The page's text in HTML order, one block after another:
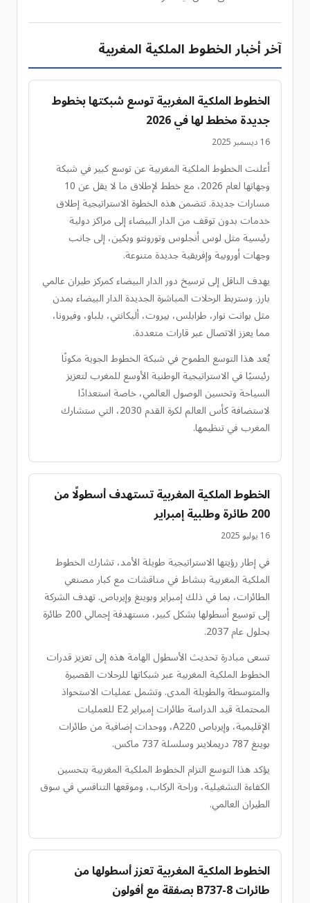
آخر أخبار الخطوط الملكية المغربية
الخطوط الملكية المغربية توسع شبكتها بخطوط
جديدة مخطط لها في 2026
16 ديسمبر 2025
أعلنت الخطوط الملكية المغربية عن توسع كبير في شبكة
وجهاتها لعام 2026، مع خطط لإطلاق ما لا يقل عن 10
مسارات جديدة. تتضمن هذه الخطوة الاستراتيجية إطلاق
خدمات بدون توقف من الدار البيضاء إلى مراكز دولية
رئيسية مثل لوس أنجلوس وتورونتو وبكين، إلى جانب
وجهات أوروبية وإفريقية جديدة متنوعة.
يهدف الناقل إلى ترسيخ دور الدار البيضاء كمركز طيران عالمي
بارز. وستربط الرحلات المباشرة الجديدة الدار البيضاء بمدن
مثل بوانت نوار، طرابلس، بيروت، أليكانتي، بلباو، وفيرونا،
مما يعزز الاتصال عبر قارات متعددة.
يُعد هذا التوسع الطموح في شبكة الخطوط الجوية مكونًا
رئيسيًا في الاستراتيجية الوطنية الأوسع للمغرب لتعزيز
السياحة وتحسين الوصول العالمي، خاصة استعدادًا
لاستضافة كأس العالم لكرة القدم 2030، التي ستشارك
المغرب في تنظيمها.
الخطوط الملكية المغربية تستهدف أسطولًا من
200 طائرة وطلبية إمبراير
16 يوليو 2025
في إطار رؤيتها الاستراتيجية طويلة الأمد، تشارك الخطوط
الملكية المغربية بنشاط في مناقشات مع كبار مصنعي
الطائرات، بما في ذلك إمبراير وبوينغ وإيرباص. تهدف الشركة
إلى توسيع أسطولها بشكل كبير، مستهدفة إجمالي 200 طائرة
بحلول عام 2037.
تسعى مبادرة تحديث الأسطول الهامة هذه إلى تعزيز قدرات
الخطوط الملكية المغربية عبر شبكاتها للرحلات القصيرة
والمتوسطة والطويلة المدى. وتشمل عمليات الاستحواذ
المحتملة قيد الدراسة طائرات إمبراير E2 للعمليات
الإقليمية، وإيرباص A220، ووحدات إضافية من طائرات
بوينغ 787 دريملاينر وسلسلة 737 ماكس.
يؤكد هذا التوسع التزام الخطوط الملكية المغربية بتحسين
الكفاءة التشغيلية، وراحة الركاب، وموقعها التنافسي في سوق
الطيران العالمي.
الخطوط الملكية المغربية تعزز أسطولها من
طائرات B737-8 بصفقة مع أفولون